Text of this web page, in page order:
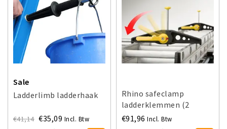
Sale
Ladderlimb ladderhaak
€41,14 €35,09 Incl. Btw
Rhino safeclamp
ladderklemmen (2
stuks)
€91,96 Incl. Btw